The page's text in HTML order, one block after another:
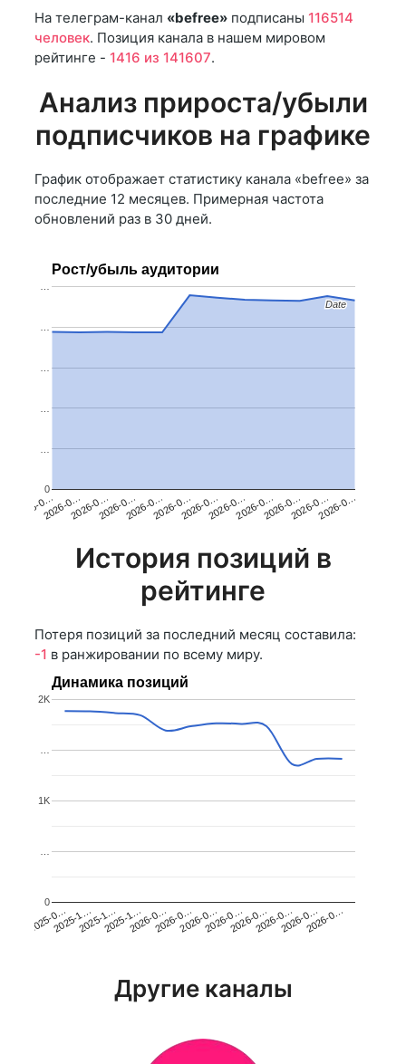
На телеграм-канал «befree» подписаны 116514
человек. Позиция канала в нашем мировом
рейтинге - 1416 из 141607.
Анализ прироста/убыли
подписчиков на графике
График отображает статистику канала «befree» за
последние 12 месяцев. Примерная частота
обновлений раз в 30 дней.
Рост/убыль аудитории
2026-0…2026-0…2026-0…2026-0…2026-0…2026-0…2026-0…2026-0…2026-0…2026-0…2026-0…2026-0…
0
…
…
Date
Date
История позиций в
рейтинге
Потеря позиций за последний месяц составила:
-1 в ранжировании по всему миру.
Динамика позиций
2025-0…2025-1…2025-1…2025-1…2026-0…2026-0…2026-0…2026-0…2026-0…2026-0…2026-0…2026-0…
0
…
1K
…
2K
Другие каналы